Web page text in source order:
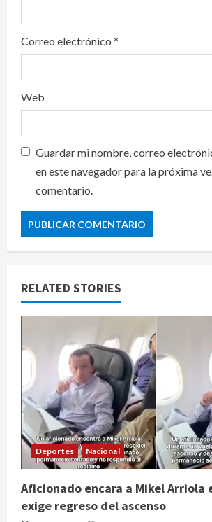
Correo electrónico *
Web
Guardar mi nombre, correo
en este navegador para la próxima
comentario.
RELATED STORIES
Deportes Nacional
Aficionado encara a Mikel Arriola
exige regreso del ascenso